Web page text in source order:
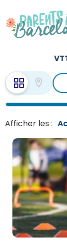
Afficher les :